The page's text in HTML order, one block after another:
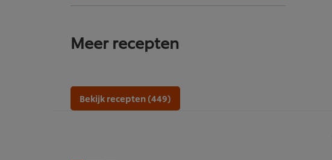
Meer recepten
Bekijk recepten (449)